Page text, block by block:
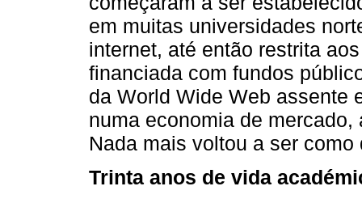
em muitas universidades
internet, até então restrita
financiada com fundos
da World Wide Web assente
numa economia de
Nada mais voltou a ser como
Trinta anos de vida